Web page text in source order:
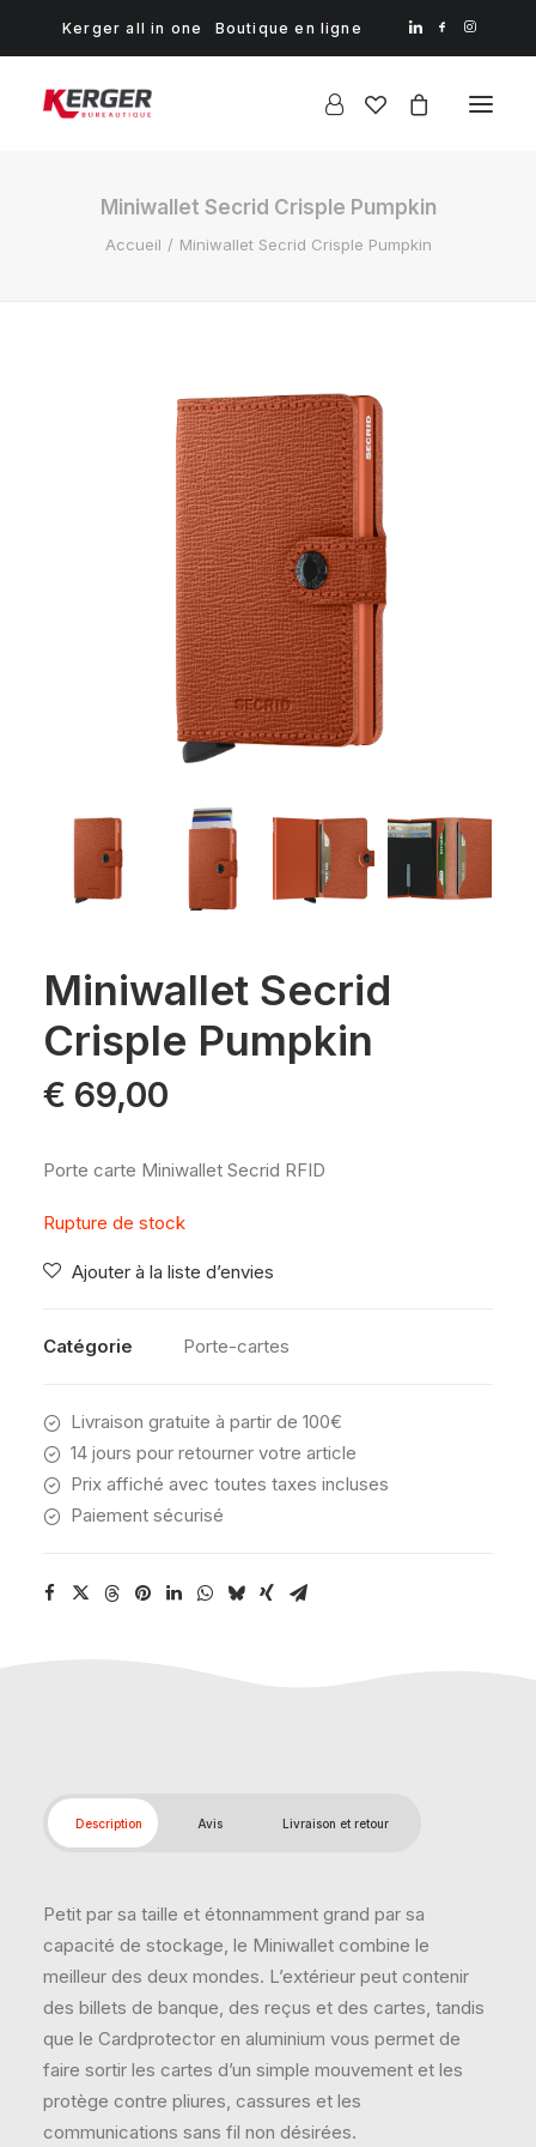
Kerger all in one Boutique en ligne
Miniwallet Secrid Crisple Pumpkin
Accueil Miniwallet Secrid Crisple Pumpkin
Miniwallet Secrid
Crisple Pumpkin
€ 69,00
Porte carte Miniwallet Secrid RFID
Rupture de stock
Ajouter à la liste d’envies
Catégorie Porte-cartes
Livraison gratuite à partir de 100€
14 jours pour retourner votre article
Prix affiché avec toutes taxes incluses
Paiement sécurisé
Description Avis Livraison et retour
Petit par sa taille et étonnamment grand par sa
capacité de stockage, le Miniwallet combine le
meilleur des deux mondes. L’extérieur peut contenir
des billets de banque, des reçus et des cartes, tandis
que le Cardprotector en aluminium vous permet de
faire sortir les cartes d’un simple mouvement et les
protège contre pliures, cassures et les
communications sans fil non désirées.